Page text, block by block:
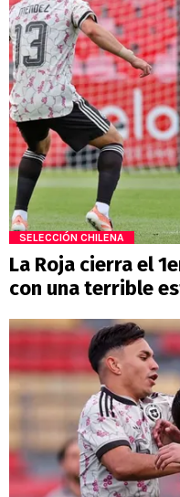
SELECCIÓN CHILENA
La Roja cierra el
con una terrible